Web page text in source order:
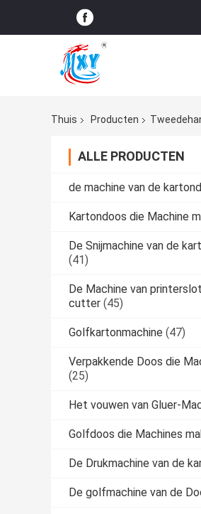
Thuis Producten
ALLE PRODUCTEN
de machine van de
Kartondoos die Machine
De Snijmachine van de
(41)
De Machine van
cutter (45)
Golfkartonmachine (47)
Verpakkende Doos die
(25)
Het vouwen van Gluer-
Golfdoos die Machines
De Drukmachine van de
De golfmachine van de